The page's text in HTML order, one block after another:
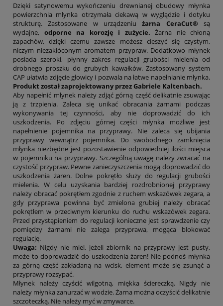
Dzięki satynowemu wykończeniu drewnianej obudowy młynka
powierzchnia młynka otrzymała ciekawą w wyglądzie i dotyku
strukturę. Zastosowane w urządzeniużarna CeraCut® są
wydajne, odporne na korozję i zużycie. Żarna nie chłoną
zapachów, dzięki czemu zawsze możesz cieszyć się czystym,
niczym niezakłóconym aromatem przypraw. Dodatkowo młynek
posiada szeroki, płynny zakres regulacji grubości mielenia od
drobnego proszku do grubych kawałków. Zastosowany system
CAP ułatwia zdjęcie głowicy i pozwala na łatwe napełnianie młynka.
Produkt został zaprojektowany przez Gabriele Kaltenbach.
Aby napełnić młynek należy zdjąć górną część delikatnie zsuwając
ją z trzpienia. Zaleca się unikać obracania żarnami podczas
wykonywania tej czynności, aby nie doprowadzić do ich
uszkodzenia. Po zdjęciu górnej części młynka możliwe jest
napełnienie pojemnika na przyprawy. Nie zaleca się ubijania
przyprawy wewnątrz pojemnika. Do swobodnego zamknięcia
młynka niezbędne jest pozostawienie odpowiedniej ilości miejsca
w pojemniku na przyprawy. Szczególną uwagę należy zwracać na
czystość przypraw. Pewne zanieczyszczenia mogą doprowadzić do
uszkodzenia żaren. Dolne pokrętło służy do regulacji grubości
mielenia. W celu uzyskania bardziej rozdrobnionej przyprawy
należy obracać pokrętłem zgodnie z ruchem wskazówek zegara, a
gdy przyprawa powinna być zmielona grubiej należy obracać
pokrętłem w przeciwnym kierunku do ruchu wskazówek zegara.
Przed przystąpieniem do regulacji konieczne jest sprawdzenie czy
pomiędzy żarnami nie zalega przyprawa, mogąca blokować
regulację.
Uwaga: Nigdy nie miel, jeżeli zbiornik na przyprawy jest pusty,
może to doprowadzić do uszkodzenia żaren! Nie podnoś młynka
za górną część zakładaną na wcisk, element może się zsunąć a
przyprawy rozsypać.
Młynek należy czyścić wilgotną, miękka ściereczką. Nigdy nie
należy młynka zanurzać w wodzie. Żarna można oczyścić delikatnie
szczoteczką. Nie należy myć w zmywarce.